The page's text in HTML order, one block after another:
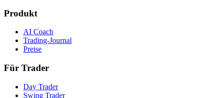
Produkt
AI Coach
Trading-Journal
Preise
Für Trader
Day Trader
Swing Trader